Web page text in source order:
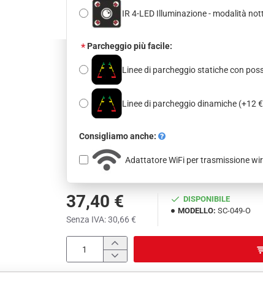
37,40 €
Senza IVA: 30,66 €
DISPONIBILE
MODELLO: SC-049-O
IR 4-LED Illuminazione - modalità
Parcheggio più facile:
Linee di parcheggio statiche con
Linee di parcheggio dinamiche (+12
Consigliamo anche:
Adattatore WiFi per trasmissione